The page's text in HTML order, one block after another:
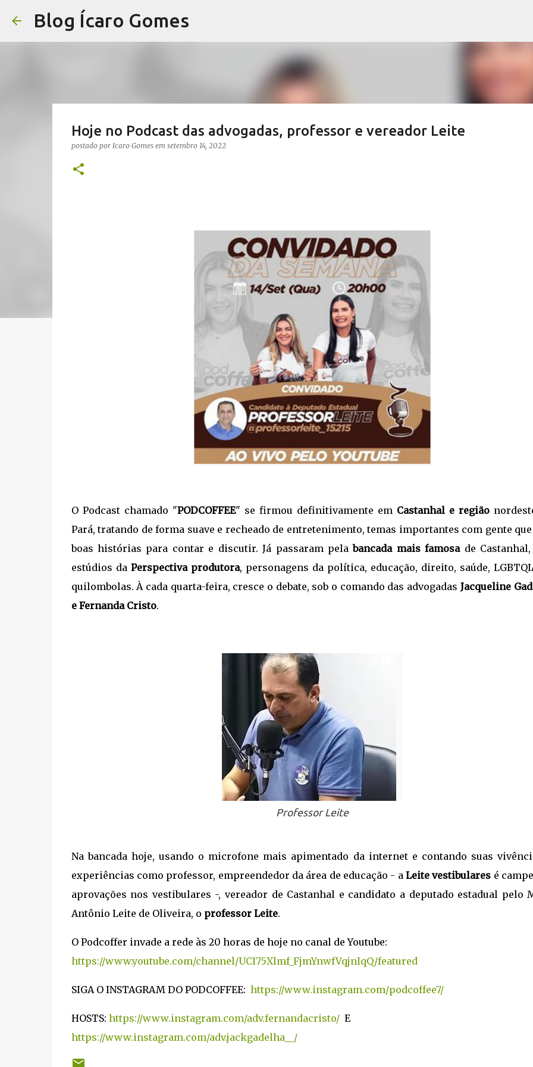
Blog Ícaro Gomes
Hoje no Podcast das advogadas, professor e vereador Leite
postado por Icaro Gomes em setembro 14, 2022
O Podcast chamado "PODCOFFEE" se firmou definitivamente em Castanhal e região
Pará, tratando de forma suave e recheado de entretenimento, temas importantes com gente
boas histórias para contar e discutir. Já passaram pelabancada mais famosade
estúdios da Perspectiva produtora, personagens da política, educação, direito, saúde,
quilombolas. À cada quarta-feira, cresce o debate, sob o comando das advogadas Jacqueline
e Fernanda Cristo.
Professor Leite
Na bancada hoje, usando o microfone mais apimentado da internet e contando suas
experiências como professor, empreendedor da área de educação - aLeite vestibulares é
aprovações nos vestibulares -, vereador de Castanhal e candidato a deputado estadual pelo
Antônio Leite de Oliveira, o professor Leite.
O Podcoffer invade a rede às 20 horas de hoje no canal de Youtube:
https://www.youtube.com/channel/UCI75Xlmf_FjmYnwfVqjnIqQ/featured
SIGA O INSTAGRAM DO PODCOFFEE: https://www.instagram.com/podcoffee7/
HOSTS: https://www.instagram.com/adv.fernandacristo/ E
https://www.instagram.com/adv.jackgadelha__/